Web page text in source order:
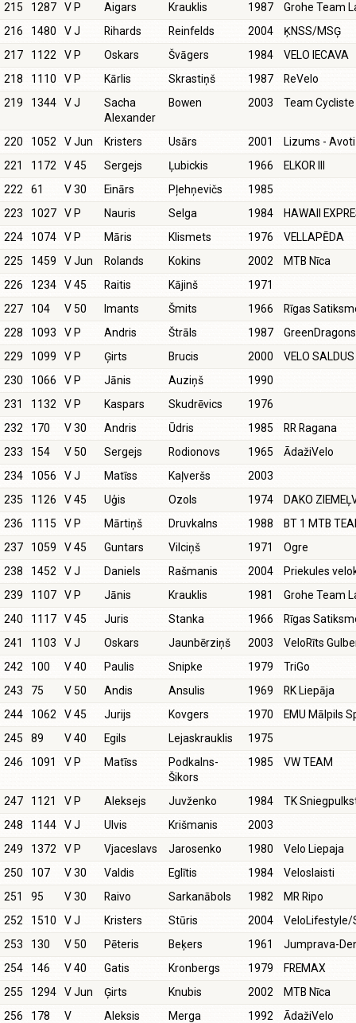
215 1287 V P Aigars Krauklis 1987
Grohe Team
216
1480 V J Rihards Reinfelds 2004
ĶNSS/MSĢ
217
1122 V P Oskars Švāgers 1984
VELO IECAVA
218
1110 V P Kārlis Skrastiņš 1987
ReVelo
219
1344 V J
Sacha
Alexander
Bowen 2003 Team
220 1052 V Jun Kristers Usārs 2001
Lizums - Avoti
221
1172 V 45 Sergejs Ļubickis 1966
ELKOR III
222
61 V 30 Einārs Pļehņevičs
1985
223
1027 V P Nauris Selga 1984
HAWAII
224
1074 V P Māris Klismets 1976
VELLAPĒDA
225
1459 V Jun Rolands Kokins 2002
MTB Nīca
226
1234 V 45 Raitis Kājinš
1971
227
104 V 50 Imants Šmits 1966
Rīgas
228
1093 V P Andris Štrāls 1987
229
1099 V P Ģirts Brucis 2000
VELO SALDUS
230
1066 V P Jānis Auziņš
1990
231
1132 V P Kaspars Skudrēvics
1976
232
170 V 30 Andris Ūdris 1985
RR Ragana
233
154 V 50 Sergejs Rodionovs 1965
ĀdažiVelo
234
1056 V J Matīss Kaļveršs
2003
235
1126 V 45 Uģis Ozols 1974
DAKO
236
1115 V P Mārtiņš Druvkalns 1988
BT 1 MTB
237
1059 V 45 Guntars Vilciņš 1971
Ogre
238
1452 V J Daniels Rašmanis 2004
Priekules
239
1107 V P Jānis Krauklis 1981
Grohe Team
240
1117 V 45 Juris Stanka 1966
Rīgas
241
1103 V J Oskars Jaunbērziņš 2003
VeloRīts
242
100 V 40 Paulis Snipke 1979
TriGo
243
75 V 50 Andis Ansulis 1969
RK Liepāja
244
1062 V 45 Jurijs Kovgers 1970
EMU Mālpils
245
89 V 40 Egils Lejaskrauklis
1975
246
1091 V P Matīss
Podkalns-
Šikors
1985 VW TEAM
247 1121 V P Aleksejs Juvženko 1984
TK
248
1144 V J Ulvis Krišmanis
2003
249
1372 V P Vjaceslavs Jarosenko 1980
Velo Liepaja
250
107 V 30 Valdis Eglītis 1984
Veloslaisti
251
95 V 30 Raivo Sarkanābols 1982
MR Ripo
252
1510 V J Kristers Stūris 2004
VeloLifestyle/
253
130 V 50 Pēteris Beķers 1961
Jumprava-
254
146 V 40 Gatis Kronbergs 1979
FREMAX
255
1294 V Jun Ģirts Knubis 2002
MTB Nīca
256
178 V Aleksis Merga 1992
ĀdažiVelo